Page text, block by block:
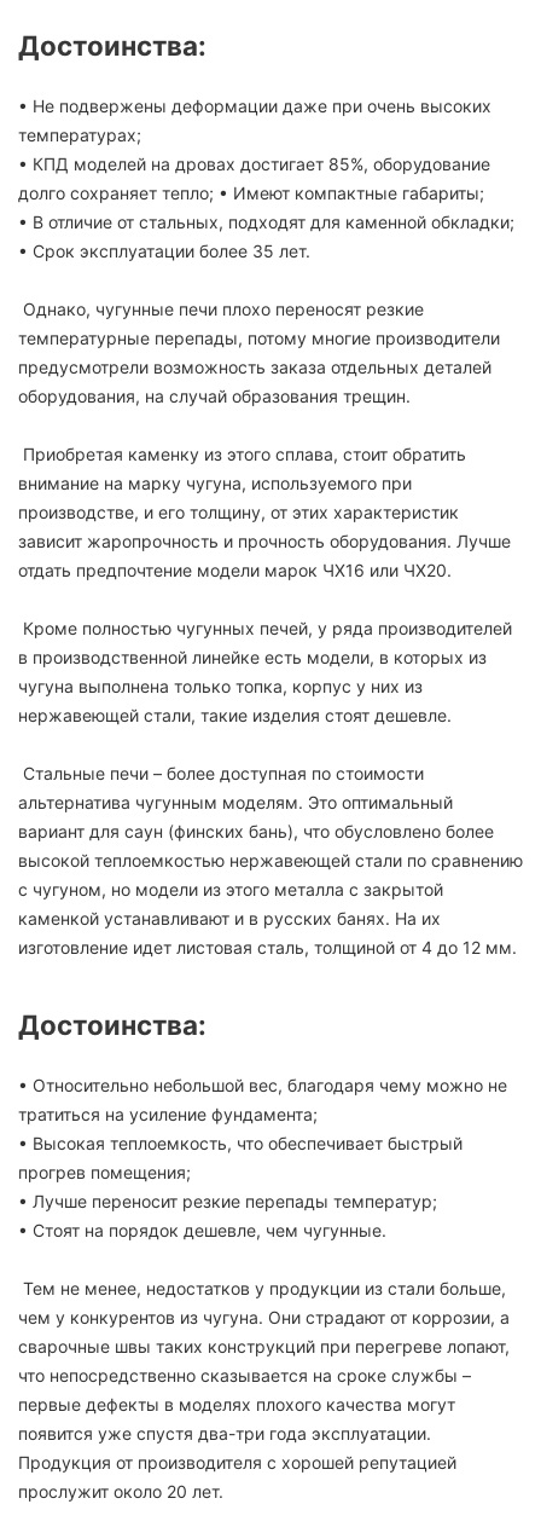
Достоинства:
• Не подвержены деформации даже при очень высоких
температурах;
• КПД моделей на дровах достигает 85%, оборудование
долго сохраняет тепло; • Имеют компактные габариты;
• В отличие от стальных, подходят для каменной обкладки;
• Срок эксплуатации более 35 лет.
Однако, чугунные печи плохо переносят резкие
температурные перепады, потому многие производители
предусмотрели возможность заказа отдельных деталей
оборудования, на случай образования трещин.
Приобретая каменку из этого сплава, стоит обратить
внимание на марку чугуна, используемого при
производстве, и его толщину, от этих характеристик
зависит жаропрочность и прочность оборудования. Лучше
отдать предпочтение модели марок ЧХ16 или ЧХ20.
Кроме полностью чугунных печей, у ряда производителей
в производственной линейке есть модели, в которых из
чугуна выполнена только топка, корпус у них из
нержавеющей стали, такие изделия стоят дешевле.
Стальные печи – более доступная по стоимости
альтернатива чугунным моделям. Это оптимальный
вариант для саун (финских бань), что обусловлено более
высокой теплоемкостью нержавеющей стали по сравнению
с чугуном, но модели из этого металла с закрытой
каменкой устанавливают и в русских банях. На их
изготовление идет листовая сталь, толщиной от 4 до 12 мм.
Достоинства:
• Относительно небольшой вес, благодаря чему можно не
тратиться на усиление фундамента;
• Высокая теплоемкость, что обеспечивает быстрый
прогрев помещения;
• Лучше переносит резкие перепады температур;
• Стоят на порядок дешевле, чем чугунные.
Тем не менее, недостатков у продукции из стали больше,
чем у конкурентов из чугуна. Они страдают от коррозии, а
сварочные швы таких конструкций при перегреве лопают,
что непосредственно сказывается на сроке службы –
первые дефекты в моделях плохого качества могут
появится уже спустя два-три года эксплуатации.
Продукция от производителя с хорошей репутацией
прослужит около 20 лет.